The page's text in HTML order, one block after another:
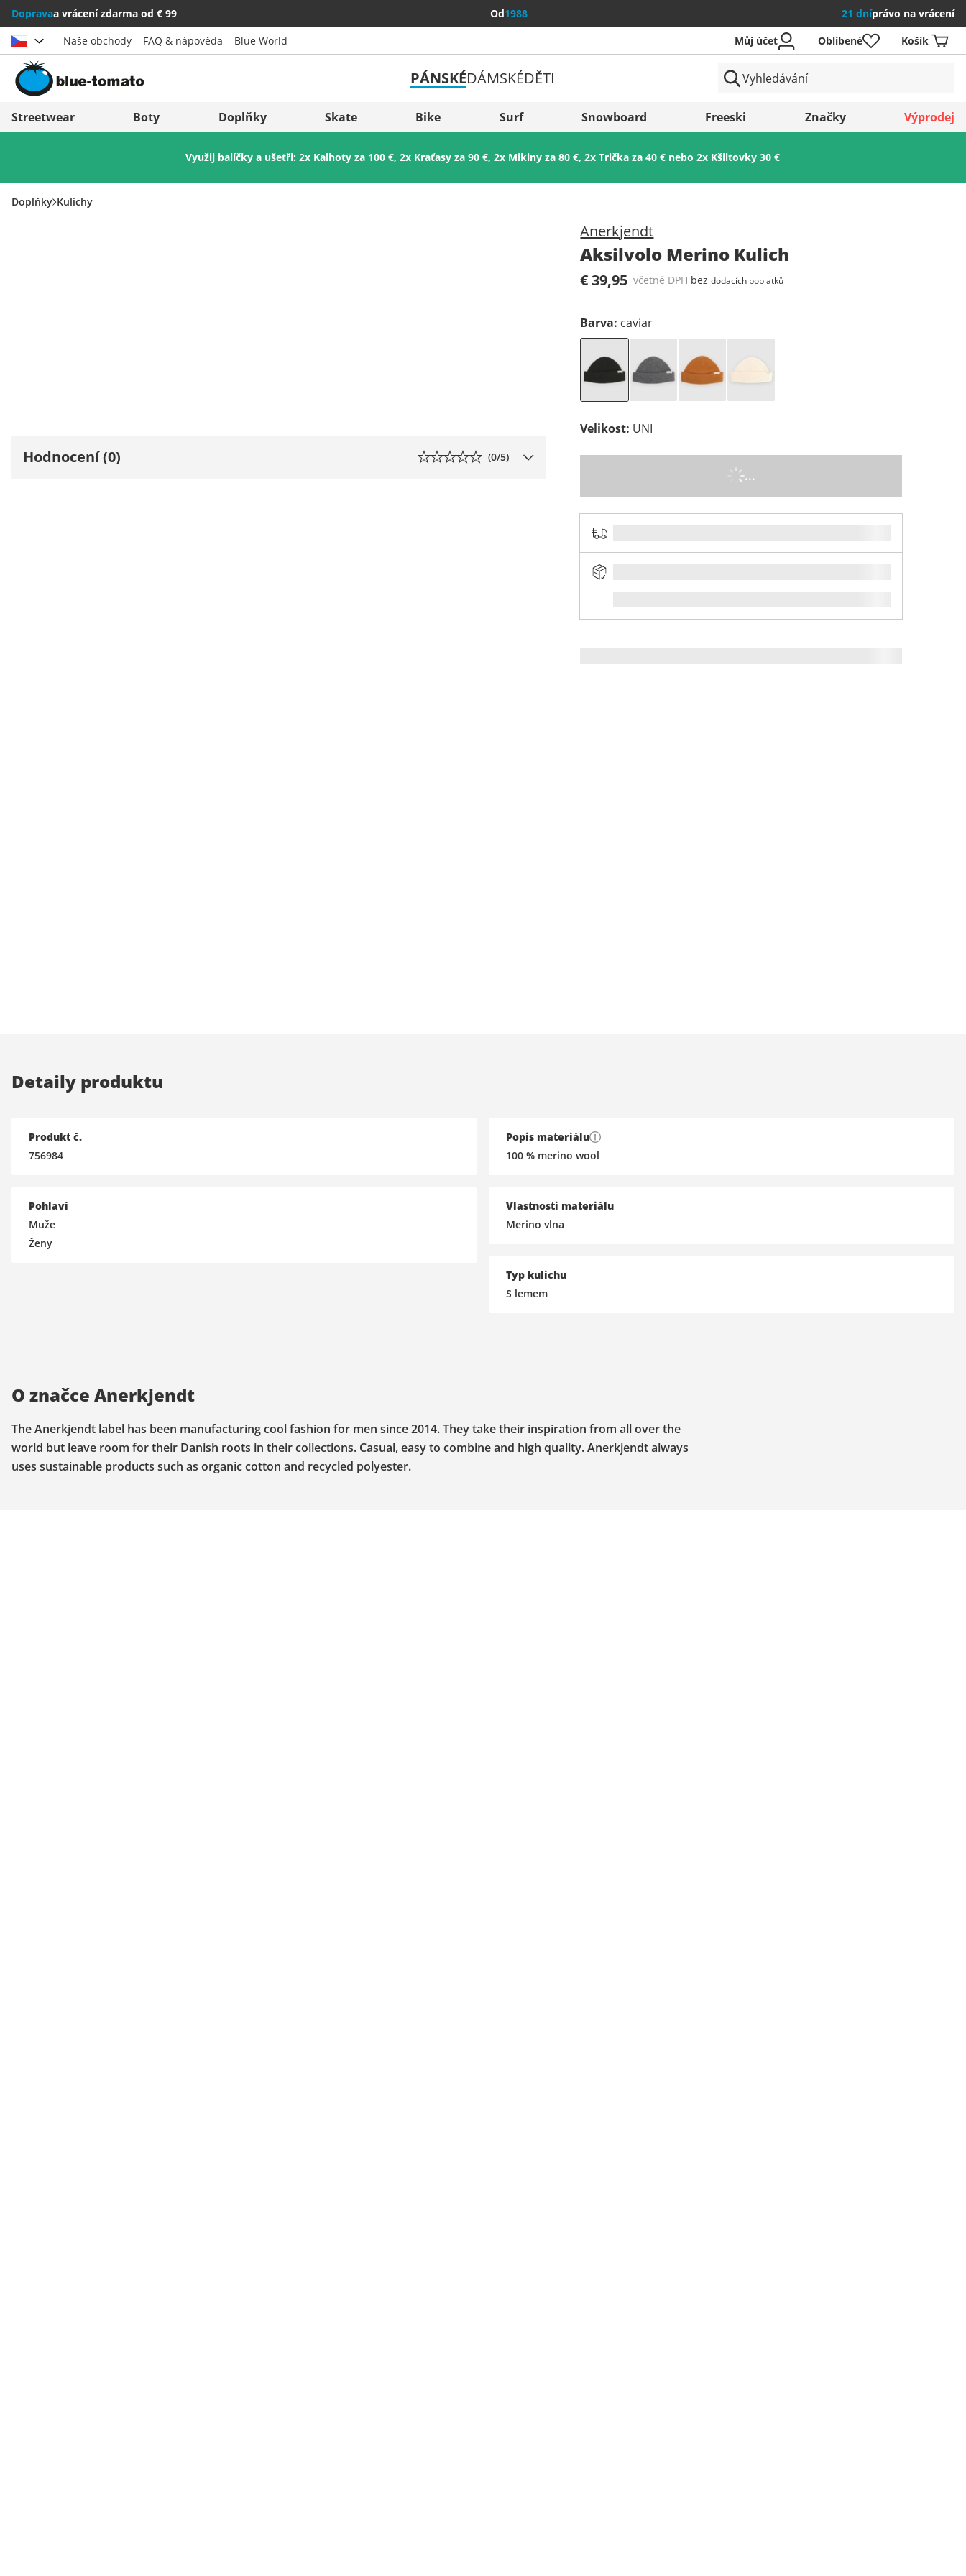
Dopravaa vrácení zdarma od € 99 Od1988 21 dníprávo na vrácení
Vybrat zemi
Österreich
Italia (Italiano)
Italien (Deutsch)
Slovenija
België (Nederlands)
Uložit
Naše obchody FAQ & nápověda Blue World Můj účet Oblíbené Košík
PÁNSKÉDÁMSKÉDĚTI
Streetwear Boty Doplňky Skate Bike Surf Snowboard Freeski Značky Výprodej
Využij balíčky a ušetři:2x Kalhoty za 100 €,2x Kraťasy za 90 €,2x Mikiny za 80 €,2x Trička za 40 € nebo2x Kšiltovky 30 €
Doplňky Kulichy
Anerkjendt
Aksilvolo Merino Kulich
€ 39,95 včetně DPH bezdodacích poplatků
Barva: caviar
Velikost: UNI
...
Hodnocení (0) (0/5)
Detaily produktu
Produkt č.
756984
Pohlaví
Muže
Ženy
Popis materiálu
100 % merino wool
Vlastnosti materiálu
Merino vlna
Typ kulichu
S lemem
O značce Anerkjendt
The Anerkjendt label has been manufacturing cool fashion for men since 2014. They take their inspiration from all over the
world but leave room for their Danish roots in their collections. Casual, easy to combine and high quality. Anerkjendt always
uses sustainable products such as organic cotton and recycled polyester.